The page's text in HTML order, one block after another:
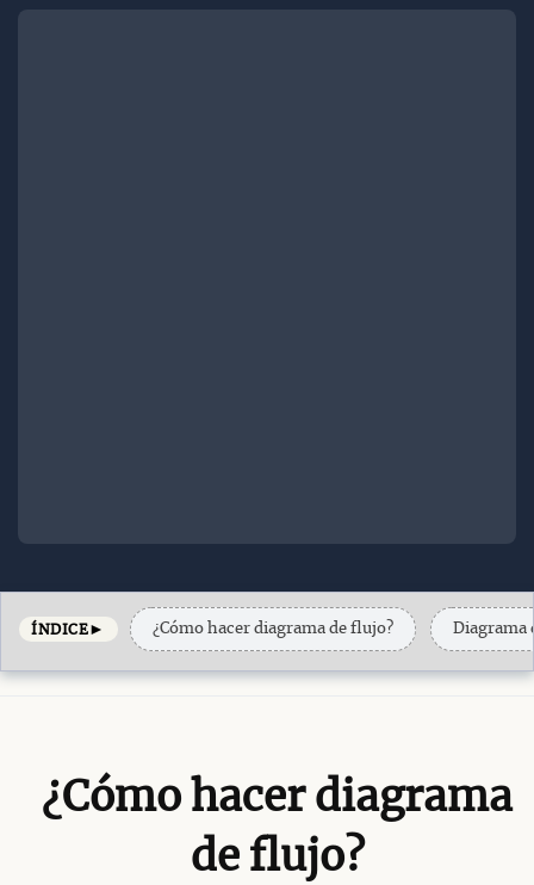
ÍNDICE► ¿Cómo hacer diagrama de flujo? Diagrama
¿Cómo hacer diagrama
de flujo?